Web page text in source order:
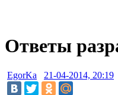
Ответы
EgorKa 21-04-2014, 20:19